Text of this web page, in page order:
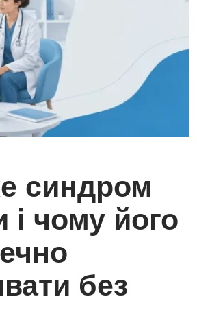
синдром
і чому його
без